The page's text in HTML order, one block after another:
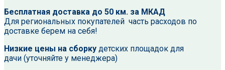
Бесплатная доставка до 50 км. за МКАД
Для региональных покупателей часть расходов по
доставке берем на себя!
Низкие цены на сборку детских площадок для
дачи (уточняйте у менеджера)